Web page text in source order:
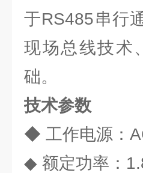
于RS485串行
现场总线技术
础。
技术参数
◆ 工作电源：
◆ 额定功率：